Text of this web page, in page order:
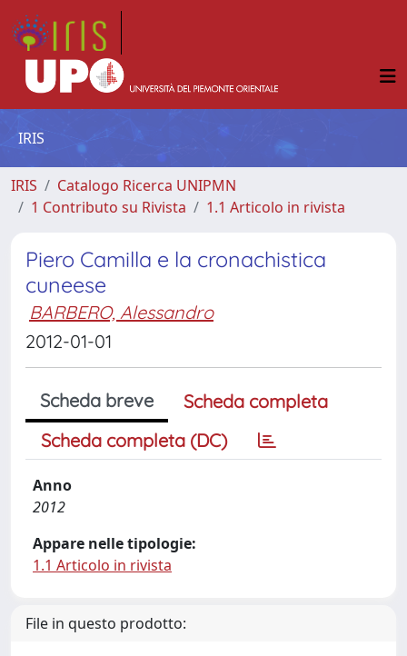
IRIS
IRIS
Catalogo Ricerca UNIPMN
1 Contributo su Rivista
1.1 Articolo in rivista
Piero Camilla e la cronachistica
cuneese
BARBERO, Alessandro
2012-01-01
Scheda breve
Scheda completa
Scheda completa (DC)
Anno
2012
Appare nelle tipologie:
1.1 Articolo in rivista
File in questo prodotto: